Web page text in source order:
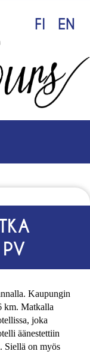
FI EN
Kaupungin
km. Matkalla
joka
äänestettiin
Siellä on myös